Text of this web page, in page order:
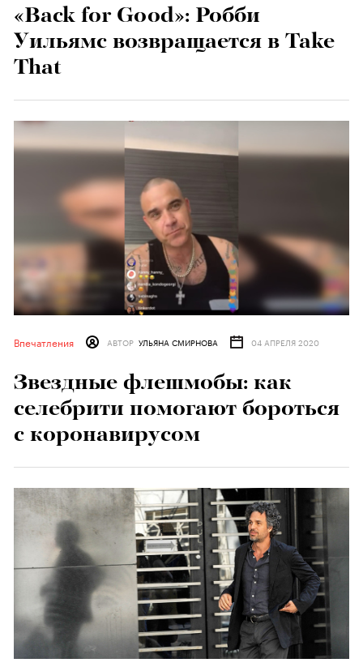
«Back for Good»: Робби
Уильямс возвращается в Take
That
Впечатления АВТОР УЛЬЯНА СМИРНОВА 04 АПРЕЛЯ 2020
Звездные флешмобы: как
селебрити помогают бороться
с коронавирусом